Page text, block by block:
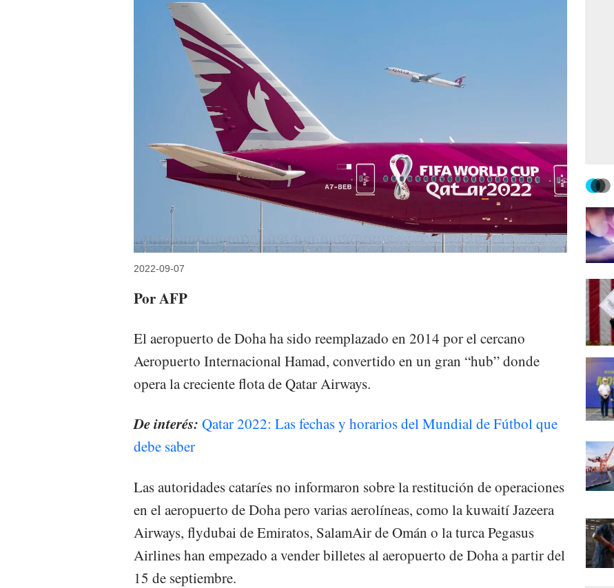
2022-09-07
Por AFP
El aeropuerto de Doha ha sido reemplazado en 2014 por el cercano
Aeropuerto Internacional Hamad, convertido en un gran “hub” donde
opera la creciente flota de Qatar Airways.
De interés: Qatar 2022: Las fechas y horarios del Mundial de Fútbol que
debe saber
Las autoridades cataríes no informaron sobre la restitución de operaciones
en el aeropuerto de Doha pero varias aerolíneas, como la kuwaití Jazeera
Airways, flydubai de Emiratos, SalamAir de Omán o la turca Pegasus
Airlines han empezado a vender billetes al aeropuerto de Doha a partir del
15 de septiembre.